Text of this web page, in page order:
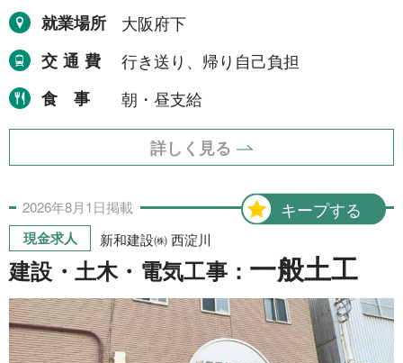
就業場所
大阪府下
交通費
行き送り、帰り自己負担
食事
朝・昼支給
詳しく見る
キープする
2026年8月1日掲載
現金求人 新和建設㈱ 西淀川
建設・土木・電気工事： 一般土工